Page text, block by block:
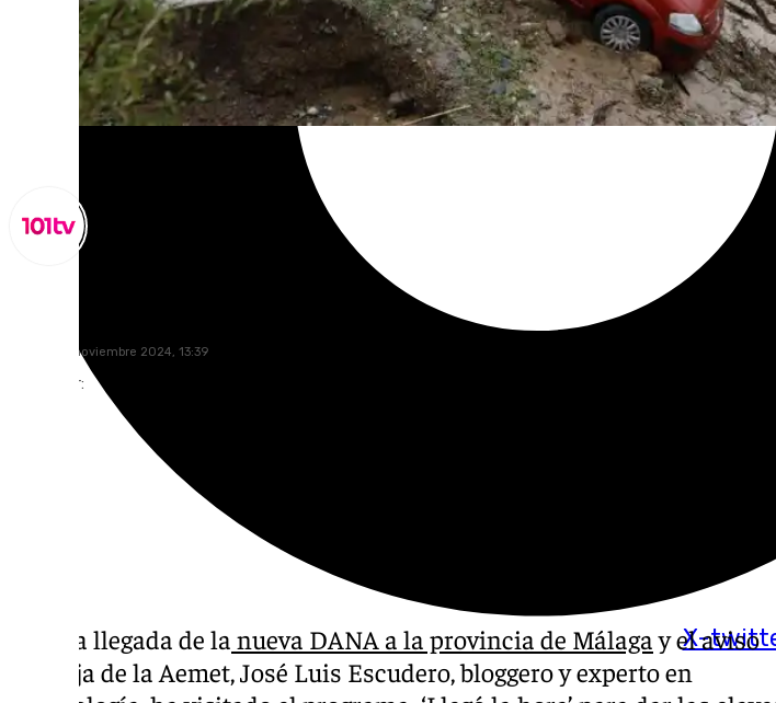
X-
martes, 12 noviembre 2024, 13:39
Compartir:
Ante la llegada de la nueva DANA a la provincia de Málaga y el aviso
naranja de la Aemet, José Luis Escudero, bloggero y experto en